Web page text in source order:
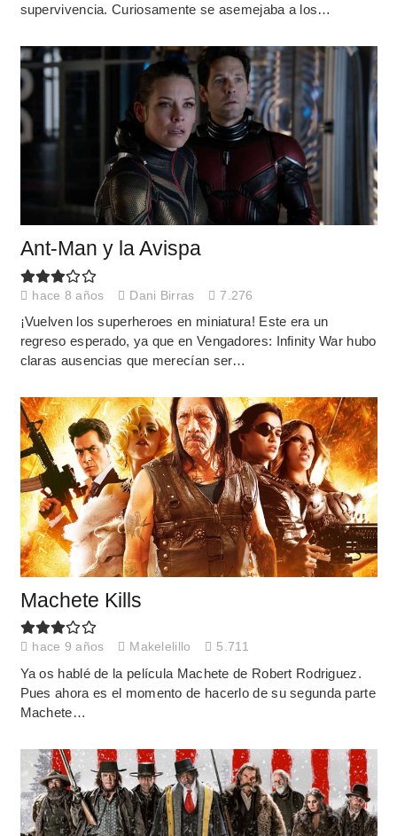
supervivencia. Curiosamente se asemejaba a los…
Ant-Man y la Avispa
hace 8 años Dani Birras 7.276
¡Vuelven los superheroes en miniatura! Este era un
regreso esperado, ya que en Vengadores: Infinity War hubo
claras ausencias que merecían ser…
Machete Kills
hace 9 años Makelelillo 5.711
Ya os hablé de la película Machete de Robert Rodriguez.
Pues ahora es el momento de hacerlo de su segunda parte
Machete…